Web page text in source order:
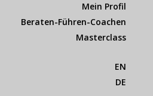
Mein Profil
Beraten-Führen-Coachen
Masterclass
EN
DE